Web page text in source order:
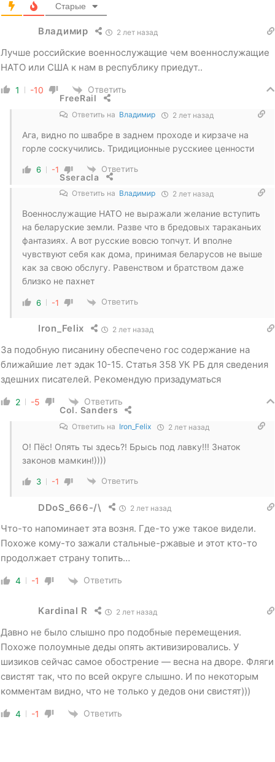
Старые
Владимир 2 лет назад
Лучше российские военнослужащие чем военнослужащие
НАТО или США к нам в республику приедут..
1 -10
Ответить
FreeRail
Ответить на Владимир 2 лет назад
Ага, видно по швабре в заднем проходе и кирзаче на
горле соскучились. Тридиционные русскиее ценности
6 -1 Ответить
Sseracla
Ответить на Владимир 2 лет назад
Военнослужащие НАТО не выражали желание вступить
на беларуские земли. Разве что в бредовых тараканьих
фантазиях. А вот русские вовсю топчут. И вполне
чувствуют себя как дома, принимая беларусов не выше
как за свою обслугу. Равенством и братством даже
близко не пахнет
6 -1 Ответить
Iron_Felix 2 лет назад
За подобную писанину обеспечено гос содержание на
ближайшие лет эдак 10-15. Статья 358 УК РБ для сведения
здешних писателей. Рекомендую призадуматься
2 -5
Ответить
Col. Sanders
Ответить на Iron_Felix 2 лет назад
О! Пёс! Опять ты здесь?! Брысь под лавку!!! Знаток
законов мамкин!))))
3 -1 Ответить
DDoS_666-/\ 2 лет назад
Что-то напоминает эта возня. Где-то уже такое видели.
Похоже кому-то зажали стальные-ржавые и этот кто-то
продолжает страну топить…
4 -1 Ответить
Kardinal R 2 лет назад
Давно не было слышно про подобные перемещения.
Похоже полоумные деды опять активизировались. У
шизиков сейчас самое обострение — весна на дворе. Фляги
свистят так, что по всей округе слышно. И по некоторым
комментам видно, что не только у дедов они свистят)))
4 -1 Ответить